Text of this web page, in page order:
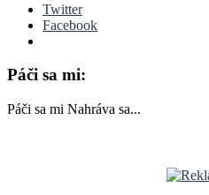
Twitter
Facebook
Páči sa mi:
Páči sa mi Nahráva sa...